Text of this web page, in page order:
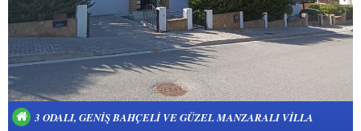
3 ODALI, GENIŞ BAHÇELI VE GÜZEL MANZARALI VILLA